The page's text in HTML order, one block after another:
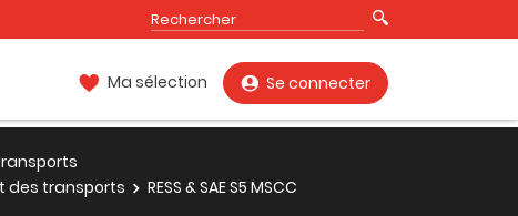
Ma sélection Se connecter
des transports
RESS & SAE S5 MSCC